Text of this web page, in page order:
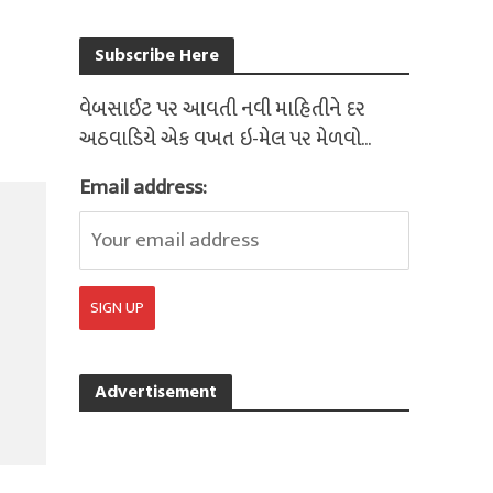
Subscribe Here
વેબસાઈટ પર આવતી નવી માહિતીને દર
અઠવાડિયે એક વખત ઇ-મેલ પર મેળવો...
Email address:
Advertisement